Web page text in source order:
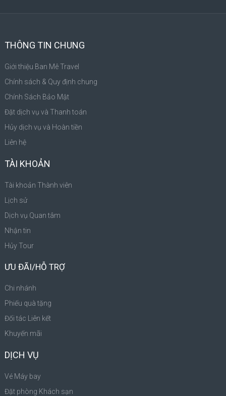
THÔNG TIN CHUNG
Giới thiệu Ban Mê Travel
Chính sách & Quy định chung
Chính Sách Bảo Mật
Đặt dịch vụ và Thanh toán
Hủy dịch vụ và Hoàn tiền
Liên hệ
TÀI KHOẢN
Tài khoản Thành viên
Lịch sử
Dịch vụ Quan tâm
Nhận tin
Hủy Tour
ƯU ĐÃI/HỖ TRỢ
Chi nhánh
Phiếu quà tặng
Đối tác Liên kết
Khuyến mãi
DỊCH VỤ
Vé Máy bay
Đặt phòng Khách sạn